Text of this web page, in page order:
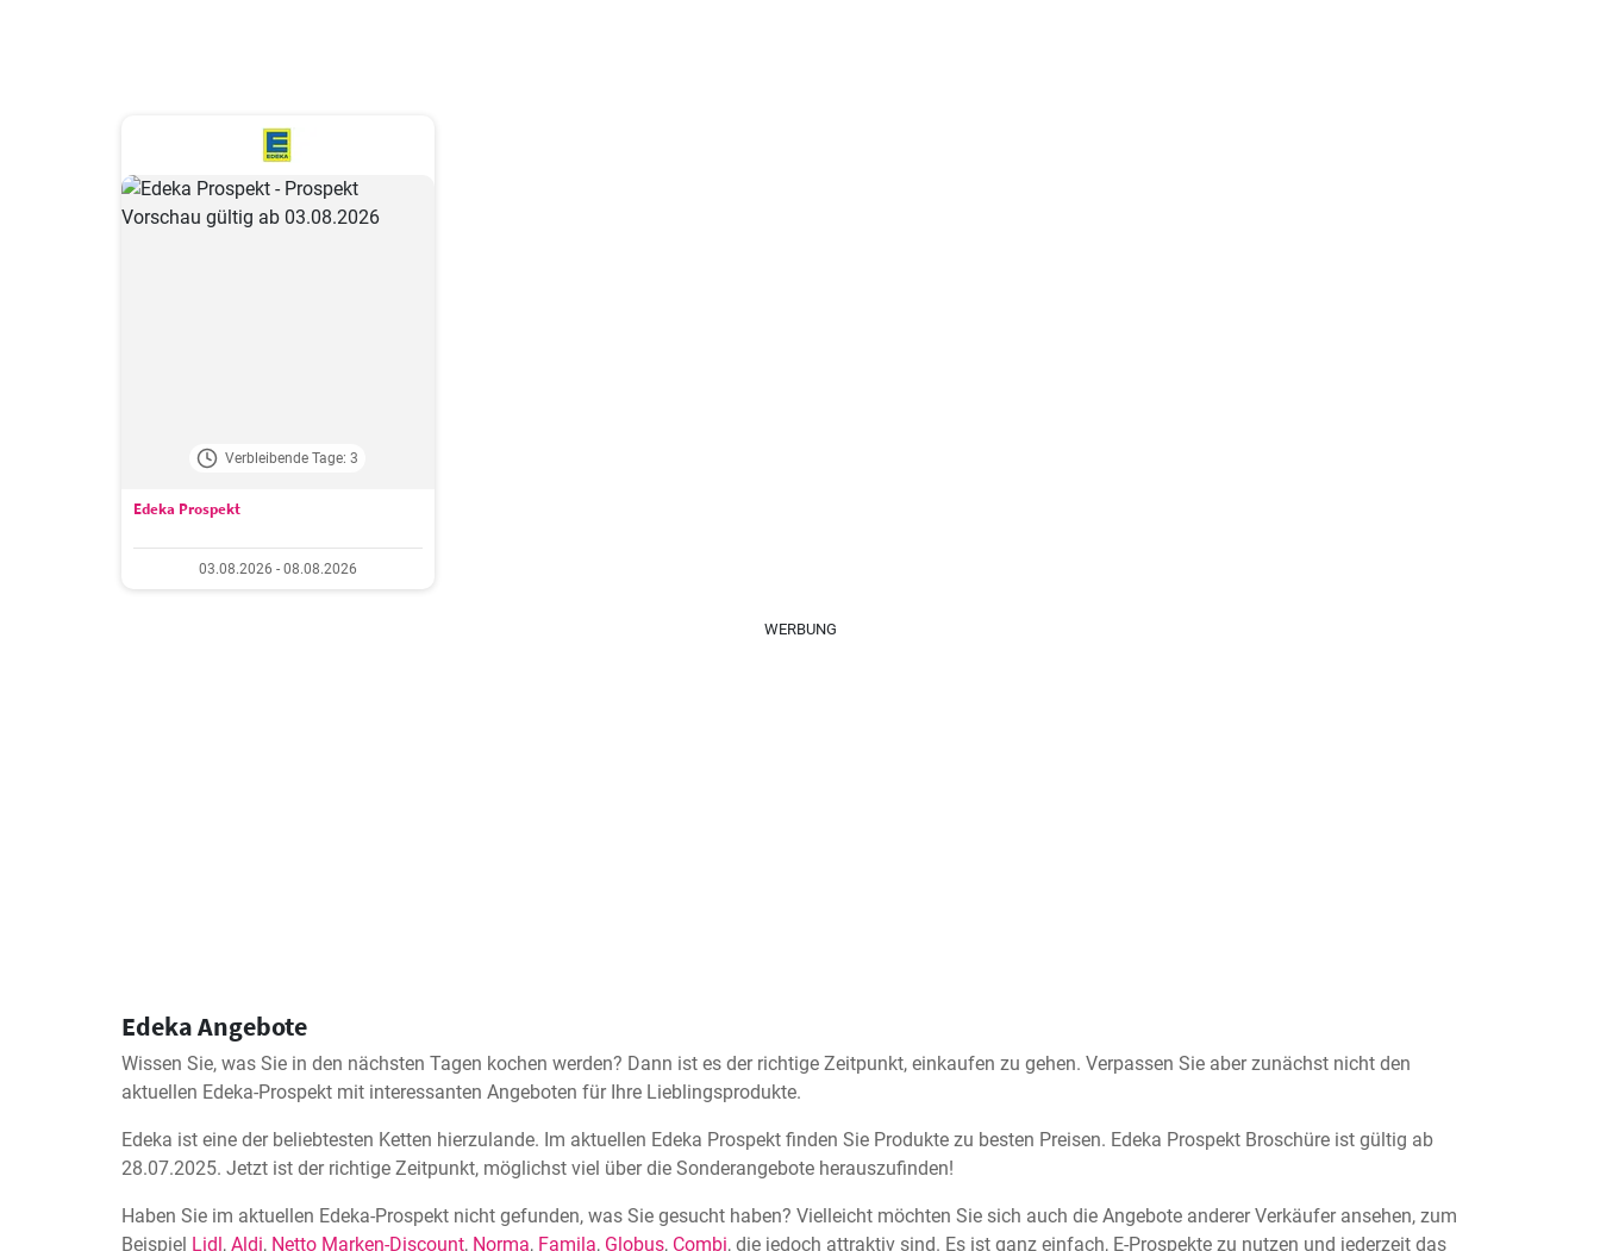
Verbleibende Tage: 3
Edeka Prospekt
03.08.2026 - 08.08.2026
WERBUNG
Edeka Angebote
Wissen Sie, was Sie in den nächsten Tagen kochen werden? Dann ist es der richtige Zeitpunkt, einkaufen zu gehen. Verpassen Sie aber zunächst nicht den
aktuellen Edeka-Prospekt mit interessanten Angeboten für Ihre Lieblingsprodukte.
Edeka ist eine der beliebtesten Ketten hierzulande. Im aktuellen Edeka Prospekt finden Sie Produkte zu besten Preisen. Edeka Prospekt Broschüre ist gültig ab
28.07.2025. Jetzt ist der richtige Zeitpunkt, möglichst viel über die Sonderangebote herauszufinden!
Haben Sie im aktuellen Edeka-Prospekt nicht gefunden, was Sie gesucht haben? Vielleicht möchten Sie sich auch die Angebote anderer Verkäufer ansehen, zum
Beispiel Lidl, Aldi, Netto Marken-Discount, Norma, Famila, Globus, Combi, die jedoch attraktiv sind. Es ist ganz einfach, E-Prospekte zu nutzen und jederzeit das